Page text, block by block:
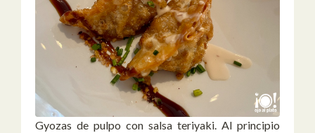
Gyozas de pulpo con salsa teriyaki. Al principio